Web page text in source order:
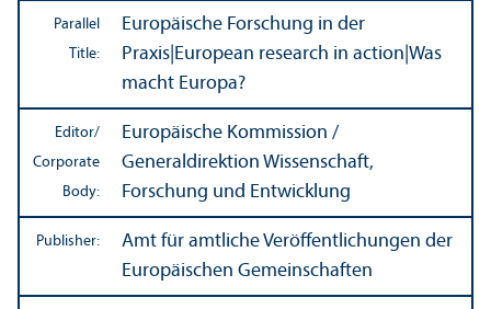
Parallel
Title:
Europäische Forschung in der
Praxis European research in action Was
macht Europa?
Editor/
Corporate
Body:
Europäische Kommission /
Generaldirektion Wissenschaft,
Forschung und Entwicklung
Publisher:
Amt für amtliche Veröffentlichungen der
Europäischen Gemeinschaften